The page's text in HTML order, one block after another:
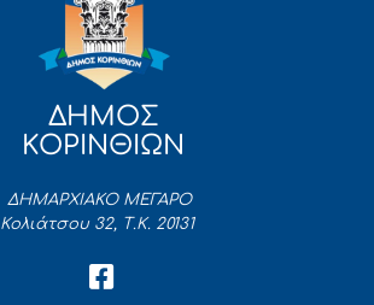
ΔΗΜΟΣ
ΚΟΡΙΝΘΙΩΝ
ΔΗΜΑΡΧΙΑΚΟ ΜΕΓΑΡΟ
Κολιάτσου 32, Τ.Κ. 20131